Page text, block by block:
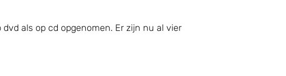
als op cd opgenomen. Er zijn nu al vier